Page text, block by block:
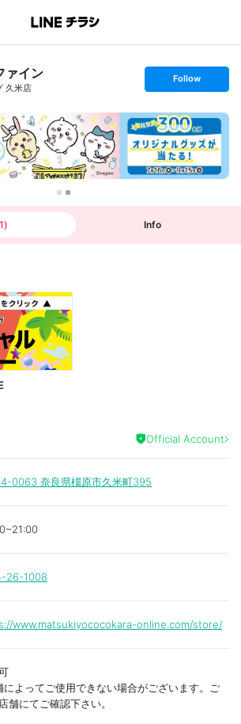
ァイン
久米店
s
t
o
l
l
o
w
Follow
1) Info
Official Account
0063 奈良県橿原市久米町395
26-1008
www.matsukiyococokara-online.com/store/
によってご使用できない場合がございます。ご
舗にてご確認下さい。